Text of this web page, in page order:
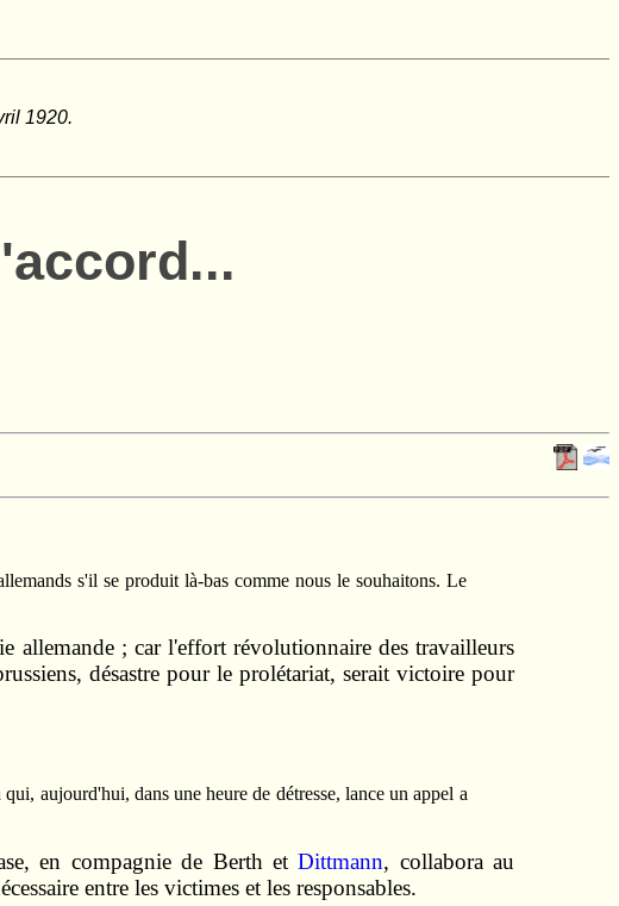
1920.
s'il se produit là-bas comme nous le souhai­tons. Le
alle­mande ; car l'effort révolutionnaire des travailleurs
désastre pour le prolétariat, serait vic­toire pour
aujourd'hui, dans une heure de détresse, lance un appel a
en compa­gnie de Berth etDittmann, collabora au
entre les victimes et les responsables.